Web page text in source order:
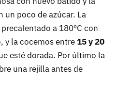
un poco de azúcar. La
a 180ºC con
y la cocemos entre15 y 20
esté dorada. Por último la
una rejilla antes de